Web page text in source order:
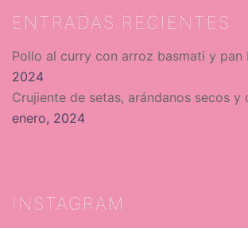
ENTRADAS RECIENTES
Pollo al curry con arroz basmati y pan
2024
Crujiente de setas, arándanos secos y
enero, 2024
INSTAGRAM